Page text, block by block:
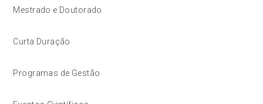
Mestrado e Doutorado
Curta Duração
Programas de Gestão